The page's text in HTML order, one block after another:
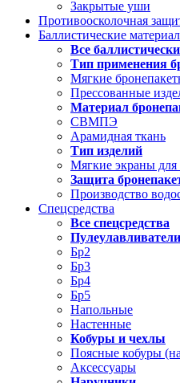
Закрытые уши
Противоосколочная
Баллистические
Все
Тип применения
Мягкие
Прессованные
Материал
СВМПЭ
Арамидная ткань
Тип изделий
Мягкие экраны
Защита
Производство
Спецсредства
Все спецсредства
Пулеулавливатели
Бр2
Бр3
Бр4
Бр5
Напольные
Настенные
Кобуры и чехлы
Поясные кобуры
Аксессуары